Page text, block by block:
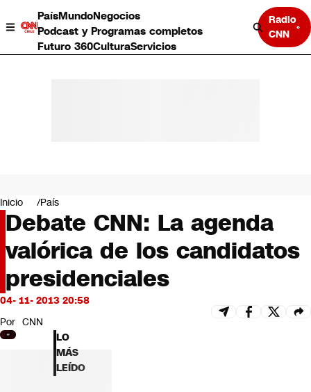
PaísMundoNegocios
Podcast y Programas completos
Futuro 360CulturaServicios
Radio
CNN
Negocios
Deportes
Programas completos
Cultura
Servicios
Bits
CNN tiempo
Futuro 360
Opinión
Inicio País
Debate CNN: La agenda
valórica de los candidatos
presidenciales
04- 11- 2013 20:58
Por CNN
LO
MÁS
LEÍDO